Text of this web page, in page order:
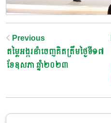
Post
Navigation
Previous
តម្លៃអង្ករនាំចេញគិតត្រឹមថ្ងៃទី១៧
ខែឧសភា ឆ្នាំ២០២៣